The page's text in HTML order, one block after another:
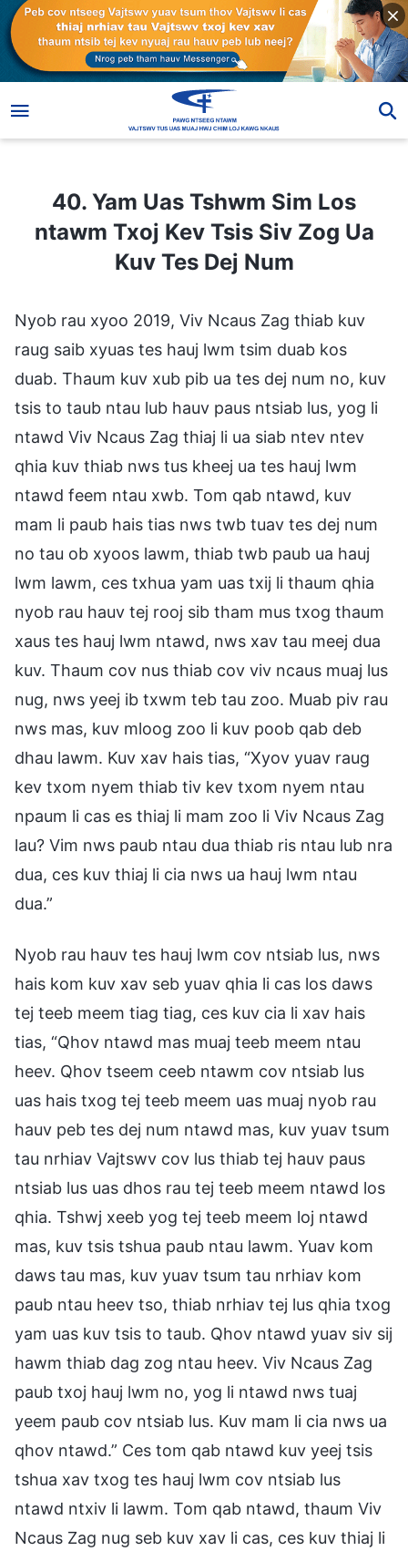
40. Yam Uas Tshwm Sim Los
ntawm Txoj Kev Tsis Siv Zog Ua
Kuv Tes Dej Num
Nyob rau xyoo 2019, Viv Ncaus Zag thiab kuv
raug saib xyuas tes hauj lwm tsim duab kos
duab. Thaum kuv xub pib ua tes dej num no, kuv
tsis to taub ntau lub hauv paus ntsiab lus, yog li
ntawd Viv Ncaus Zag thiaj li ua siab ntev ntev
qhia kuv thiab nws tus kheej ua tes hauj lwm
ntawd feem ntau xwb. Tom qab ntawd, kuv
mam li paub hais tias nws twb tuav tes dej num
no tau ob xyoos lawm, thiab twb paub ua hauj
lwm lawm, ces txhua yam uas txij li thaum qhia
nyob rau hauv tej rooj sib tham mus txog thaum
xaus tes hauj lwm ntawd, nws xav tau meej dua
kuv. Thaum cov nus thiab cov viv ncaus muaj lus
nug, nws yeej ib txwm teb tau zoo. Muab piv rau
nws mas, kuv mloog zoo li kuv poob qab deb
dhau lawm. Kuv xav hais tias, “Xyov yuav raug
kev txom nyem thiab tiv kev txom nyem ntau
npaum li cas es thiaj li mam zoo li Viv Ncaus Zag
lau? Vim nws paub ntau dua thiab ris ntau lub nra
dua, ces kuv thiaj li cia nws ua hauj lwm ntau
dua.”
Nyob rau hauv tes hauj lwm cov ntsiab lus, nws
hais kom kuv xav seb yuav qhia li cas los daws
tej teeb meem tiag tiag, ces kuv cia li xav hais
tias, “Qhov ntawd mas muaj teeb meem ntau
heev. Qhov tseem ceeb ntawm cov ntsiab lus
uas hais txog tej teeb meem uas muaj nyob rau
hauv peb tes dej num ntawd mas, kuv yuav tsum
tau nrhiav Vajtswv cov lus thiab tej hauv paus
ntsiab lus uas dhos rau tej teeb meem ntawd los
qhia. Tshwj xeeb yog tej teeb meem loj ntawd
mas, kuv tsis tshua paub ntau lawm. Yuav kom
daws tau mas, kuv yuav tsum tau nrhiav kom
paub ntau heev tso, thiab nrhiav tej lus qhia txog
yam uas kuv tsis to taub. Qhov ntawd yuav siv sij
hawm thiab dag zog ntau heev. Viv Ncaus Zag
paub txoj hauj lwm no, yog li ntawd nws tuaj
yeem paub cov ntsiab lus. Kuv mam li cia nws ua
qhov ntawd.” Ces tom qab ntawd kuv yeej tsis
tshua xav txog tes hauj lwm cov ntsiab lus
ntawd ntxiv li lawm. Tom qab ntawd, thaum Viv
Ncaus Zag nug seb kuv xav li cas, ces kuv thiaj li